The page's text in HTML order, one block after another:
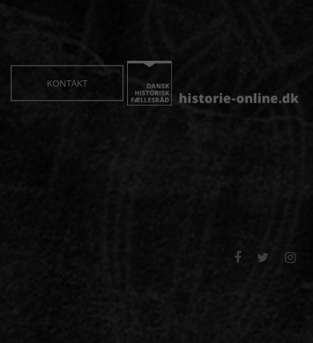
KONTAKT
  